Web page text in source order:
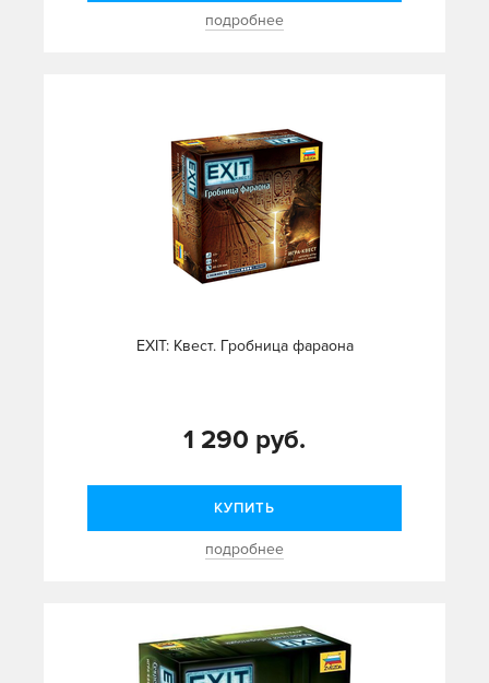
подробнее
EXIT: Квест. Гробница фараона
1 290 руб.
КУПИТЬ
подробнее